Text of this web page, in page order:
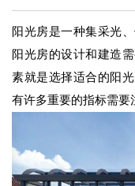
阳光房是一种集采光
阳光房的设计和建造
素就是选择适合的阳
有许多重要的指标需要